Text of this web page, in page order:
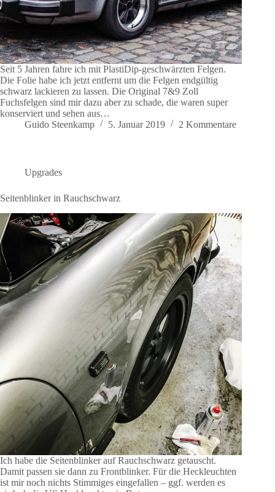
Seit 5 Jahren fahre ich mit PlastiDip-geschwärzten Felgen.
Die Folie habe ich jetzt entfernt um die Felgen endgültig
schwarz lackieren zu lassen. Die Original 7&9 Zoll
Fuchsfelgen sind mir dazu aber zu schade, die waren super
konserviert und sehen aus…
Guido Steenkamp
5. Januar 2019 2 Kommentare
Upgrades
Seitenblinker in Rauchschwarz
Ich habe die Seitenblinker auf Rauchschwarz getauscht.
Damit passen sie dann zu Frontblinker. Für die Heckleuchten
ist mir noch nichts Stimmiges eingefallen – ggf. werden es